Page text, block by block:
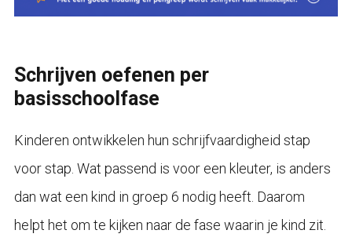
Schrijven oefenen per
basisschoolfase
Kinderen ontwikkelen hun schrijfvaardigheid stap
voor stap. Wat passend is voor een kleuter, is anders
dan wat een kind in groep 6 nodig heeft. Daarom
helpt het om te kijken naar de fase waarin je kind zit.